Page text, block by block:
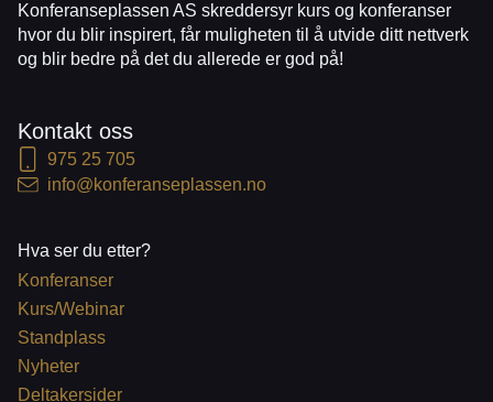
Konferanseplassen AS skreddersyr kurs og konferanser
hvor du blir inspirert, får muligheten til å utvide ditt nettverk
og blir bedre på det du allerede er god på!
Kontakt oss
975 25 705
info@konferanseplassen.no
Hva ser du etter?
Konferanser
Kurs/Webinar
Standplass
Nyheter
Deltakersider